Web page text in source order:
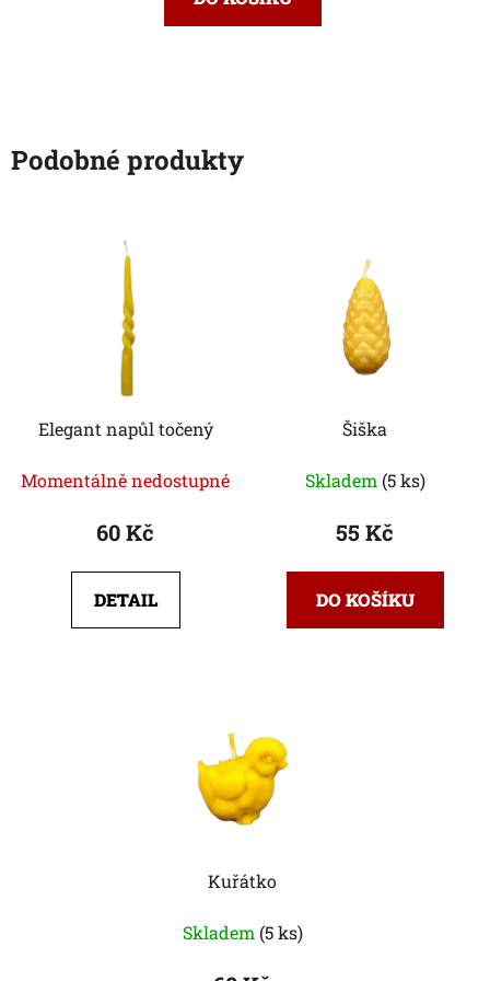
Podobné produkty
Elegant napůl točený
Momentálně nedostupné
60 Kč
DETAIL
Šiška
Skladem (5 ks)
55 Kč
DO KOŠÍKU
Kuřátko
Skladem (5 ks)